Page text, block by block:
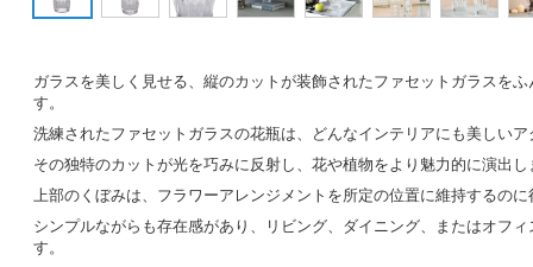
ガラスを美しく見せる、縦のカットが装飾されたファセットガラスを
す。
洗練されたファセットガラスの花瓶は、どんなインテリアにも美しい
その独特のカットが光を巧みに反射し、花や植物をより魅力的に演出し
上部のくぼみは、フラワーアレンジメントを所定の位置に維持するのに
シンプルながらも存在感があり、リビング、ダイニング、またはオフ
す。